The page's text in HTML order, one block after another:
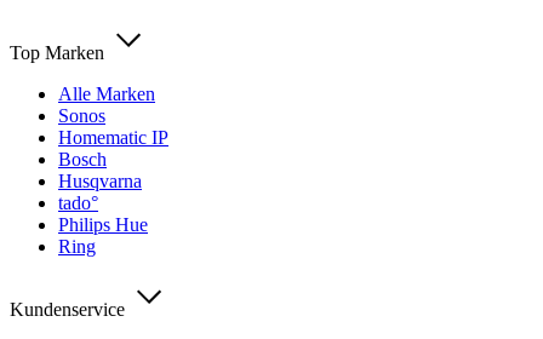
Top Marken
Alle Marken
Sonos
Homematic IP
Bosch
Husqvarna
tado°
Philips Hue
Ring
Kundenservice